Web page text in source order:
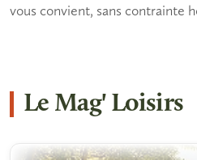
vous convient, sans contrainte
Le Mag' Loisirs